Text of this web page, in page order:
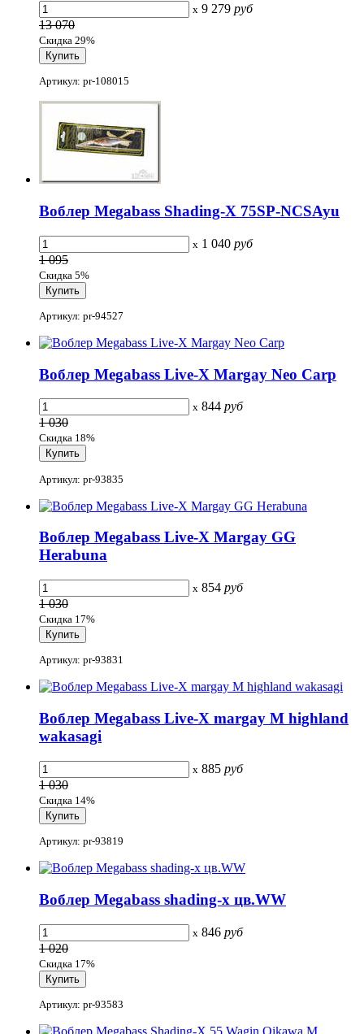
x 9 279 руб
13 070
Скидка 29%
Артикул: pr-108015
Воблер Megabass Shading-X 75SP-NCSAyu
x 1 040 руб
1 095
Скидка 5%
Артикул: pr-94527
Воблер Megabass Live-X Margay Neo Carp
x 844 руб
1 030
Скидка 18%
Артикул: pr-93835
Воблер Megabass Live-X Margay GG
Herabuna
x 854 руб
1 030
Скидка 17%
Артикул: pr-93831
Воблер Megabass Live-X margay M highland
wakasagi
x 885 руб
1 030
Скидка 14%
Артикул: pr-93819
Воблер Megabass shading-x цв.WW
x 846 руб
1 020
Скидка 17%
Артикул: pr-93583